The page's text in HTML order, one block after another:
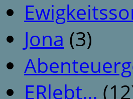
Jona (3)
ERlebt…